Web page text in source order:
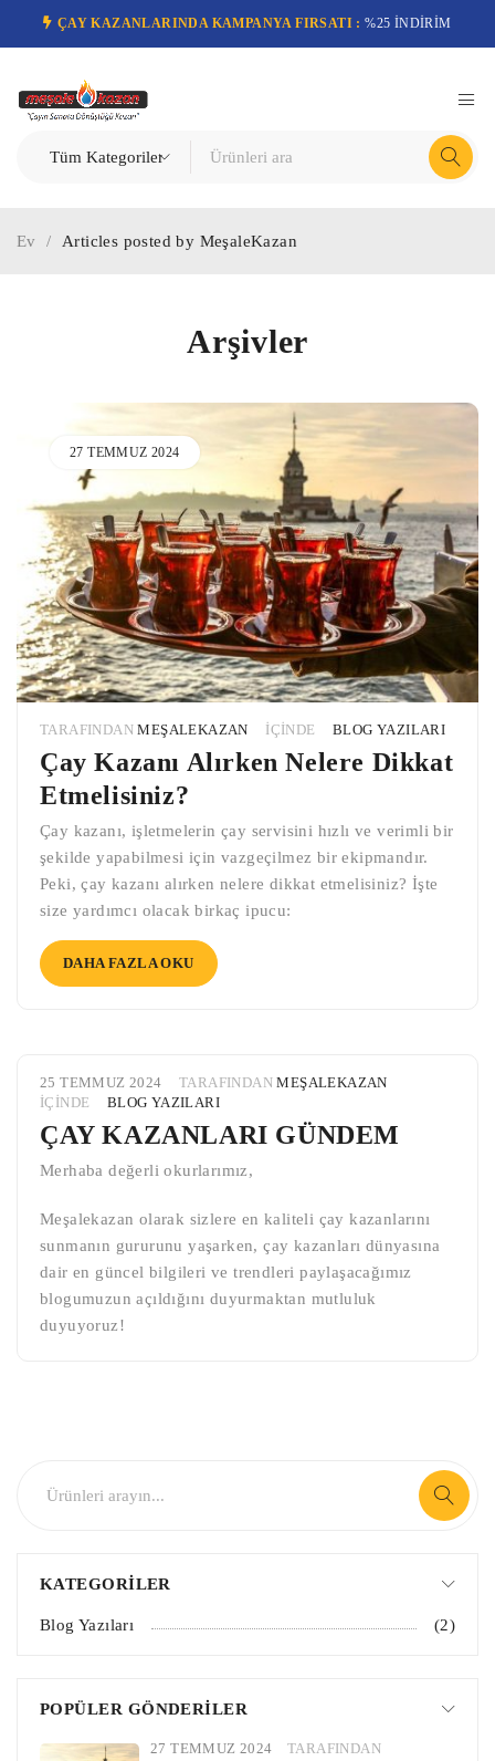
ÇAY KAZANLARINDA KAMPANYA FIRSATI : %25 İNDİRİM
Arşivler
Ev / Articles posted by MeşaleKazan
27 TEMMUZ 2024
TARAFINDAN MEŞALEKAZAN IÇINDE BLOG YAZILARI
Çay Kazanı Alırken Nelere Dikkat
Etmelisiniz?
Çay kazanı, işletmelerin çay servisini hızlı ve verimli bir
şekilde yapabilmesi için vazgeçilmez bir ekipmandır.
Peki, çay kazanı alırken nelere dikkat etmelisiniz? İşte
size yardımcı olacak birkaç ipucu:
DAHA FAZLA OKU
25 TEMMUZ 2024 TARAFINDAN MEŞALEKAZAN
IÇINDE
BLOG YAZILARI
ÇAY KAZANLARI GÜNDEM
Merhaba değerli okurlarımız,
Meşalekazan olarak sizlere en kaliteli çay kazanlarını
sunmanın gururunu yaşarken, çay kazanları dünyasına
dair en güncel bilgileri ve trendleri paylaşacağımız
blogumuzun açıldığını duyurmaktan mutluluk
duyuyoruz!
KATEGORILER
Blog Yazıları (2)
POPÜLER GÖNDERILER
27 TEMMUZ 2024
TARAFINDAN